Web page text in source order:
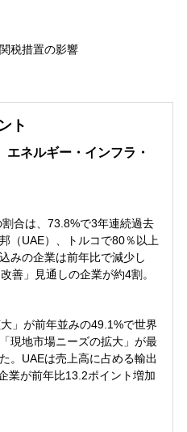
税措置の影響
ト
ネルギー・インフラ・
合は、73.8%で3年連続過去
（UAE）、トルコで80％以上
みの企業は前年比で減少し
善」見通しの企業が約4割。
」が前年並みの49.1%で世界
現地市場ニーズの拡大」が最
。UAEは売上高に占める輸出
業が前年比13.2ポイント増加